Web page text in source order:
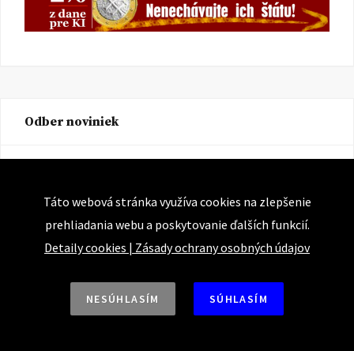
Odber noviniek
Táto webová stránka využíva cookies na zlepšenie
prehliadania webu a poskytovanie ďalších funkcií.
Detaily cookies | Zásady ochrany osobných údajov
NESÚHLASÍM SÚHLASÍM